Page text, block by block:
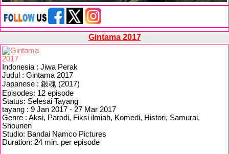
Gintama 2017
Indonesia : Jiwa Perak
Judul : Gintama 2017
Japanese : 銀魂 (2017)
Episodes: 12 episode
Status: Selesai Tayang
tayang : 9 Jan 2017 - 27 Mar 2017
Genre : Aksi, Parodi, Fiksi ilmiah, Komedi, Histori, Samurai,
Shounen
Studio: Bandai Namco Pictures
Duration: 24 min. per episode